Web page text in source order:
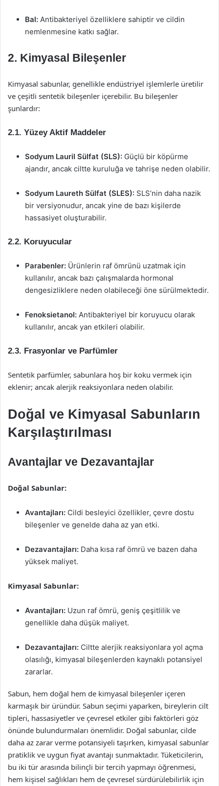
Bal: Antibakteriyel özelliklere sahiptir ve cildin
nemlenmesine katkı sağlar.
2. Kimyasal Bileşenler
Kimyasal sabunlar, genellikle endüstriyel işlemlerle üretilir
ve çeşitli sentetik bileşenler içerebilir. Bu bileşenler
şunlardır:
2.1. Yüzey Aktif Maddeler
Sodyum Lauril Sülfat (SLS): Güçlü bir köpürme
ajandır, ancak ciltte kuruluğa ve tahrişe neden olabilir.
Sodyum Laureth Sülfat (SLES): SLS’nin daha nazik
bir versiyonudur, ancak yine de bazı kişilerde
hassasiyet oluşturabilir.
2.2. Koruyucular
Parabenler: Ürünlerin raf ömrünü uzatmak için
kullanılır, ancak bazı çalışmalarda hormonal
dengesizliklere neden olabileceği öne sürülmektedir.
Fenoksietanol: Antibakteriyel bir koruyucu olarak
kullanılır, ancak yan etkileri olabilir.
2.3. Frasyonlar ve Parfümler
Sentetik parfümler, sabunlara hoş bir koku vermek için
eklenir; ancak alerjik reaksiyonlara neden olabilir.
Doğal ve Kimyasal Sabunların
Karşılaştırılması
Avantajlar ve Dezavantajlar
Doğal Sabunlar:
Avantajları: Cildi besleyici özellikler, çevre dostu
bileşenler ve genelde daha az yan etki.
Dezavantajları: Daha kısa raf ömrü ve bazen daha
yüksek maliyet.
Kimyasal Sabunlar:
Avantajları: Uzun raf ömrü, geniş çeşitlilik ve
genellikle daha düşük maliyet.
Dezavantajları: Ciltte alerjik reaksiyonlara yol açma
olasılığı, kimyasal bileşenlerden kaynaklı potansiyel
zararlar.
Sabun, hem doğal hem de kimyasal bileşenler içeren
karmaşık bir üründür. Sabun seçimi yaparken, bireylerin cilt
tipleri, hassasiyetler ve çevresel etkiler gibi faktörleri göz
önünde bulundurmaları önemlidir. Doğal sabunlar, cilde
daha az zarar verme potansiyeli taşırken, kimyasal sabunlar
pratiklik ve uygun fiyat avantajı sunmaktadır. Tüketicilerin,
bu iki tür arasında bilinçli bir tercih yapmayı öğrenmesi,
hem kişisel sağlıkları hem de çevresel sürdürülebilirlik için